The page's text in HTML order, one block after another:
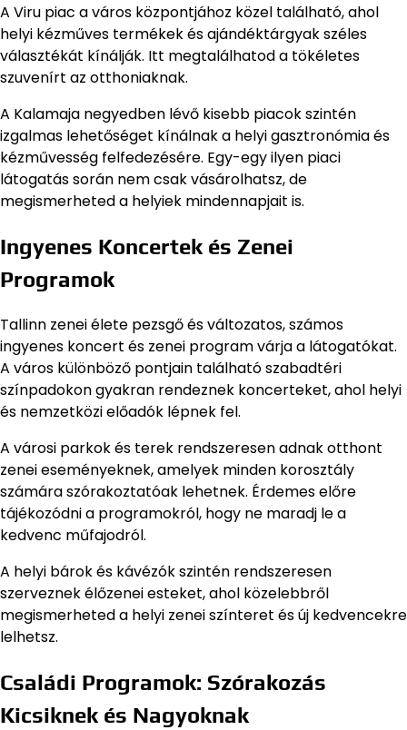
A Viru piac a város központjához közel található, ahol
helyi kézműves termékek és ajándéktárgyak széles
választékát kínálják. Itt megtalálhatod a tökéletes
szuvenírt az otthoniaknak.
A Kalamaja negyedben lévő kisebb piacok szintén
izgalmas lehetőséget kínálnak a helyi gasztronómia és
kézművesség felfedezésére. Egy-egy ilyen piaci
látogatás során nem csak vásárolhatsz, de
megismerheted a helyiek mindennapjait is.
Ingyenes Koncertek és Zenei
Programok
Tallinn zenei élete pezsgő és változatos, számos
ingyenes koncert és zenei program várja a látogatókat.
A város különböző pontjain található szabadtéri
színpadokon gyakran rendeznek koncerteket, ahol helyi
és nemzetközi előadók lépnek fel.
A városi parkok és terek rendszeresen adnak otthont
zenei eseményeknek, amelyek minden korosztály
számára szórakoztatóak lehetnek. Érdemes előre
tájékozódni a programokról, hogy ne maradj le a
kedvenc műfajodról.
A helyi bárok és kávézók szintén rendszeresen
szerveznek élőzenei esteket, ahol közelebbről
megismerheted a helyi zenei színteret és új kedvencekre
lelhetsz.
Családi Programok: Szórakozás
Kicsiknek és Nagyoknak